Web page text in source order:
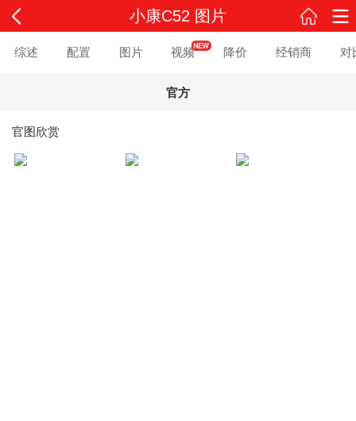
小康C52 图片
综述 配置 图片 视频 降价 经销商 对
官方
官图欣赏